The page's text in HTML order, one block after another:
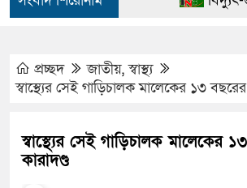
গ্রেপ্তার
দেশটা
প্রচ্ছদ জাতীয়,স্বাস্থ্য
স্বাস্থ্যের সেই গাড়িচালক মালেকের ১৩ বছরের
স্বাস্থ্যের সেই গাড়িচালক মালেকের
কারাদণ্ড